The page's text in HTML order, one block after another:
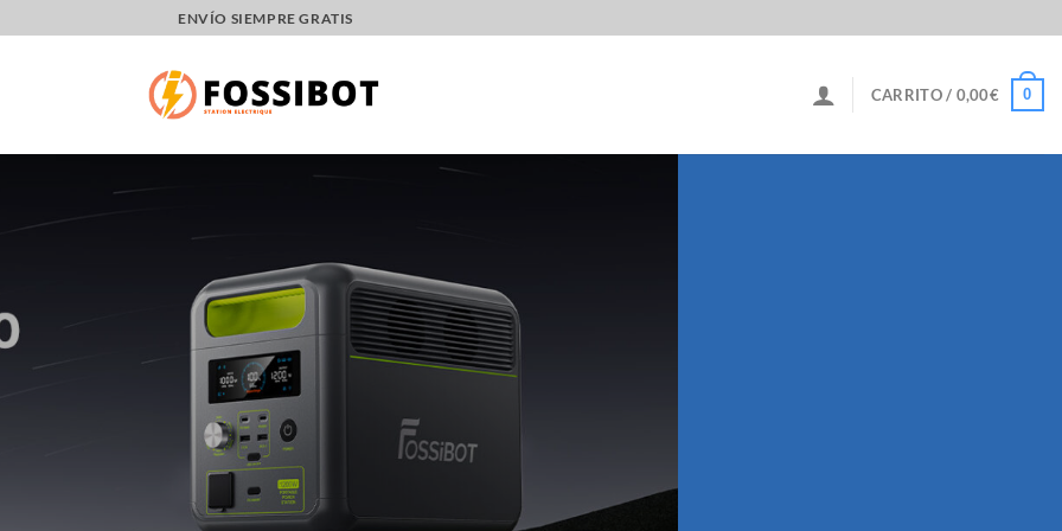
ENVÍO SIEMPRE GRATIS
CARRITO / 0,00€ 0